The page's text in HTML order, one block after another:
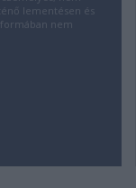
lementésen és
nem